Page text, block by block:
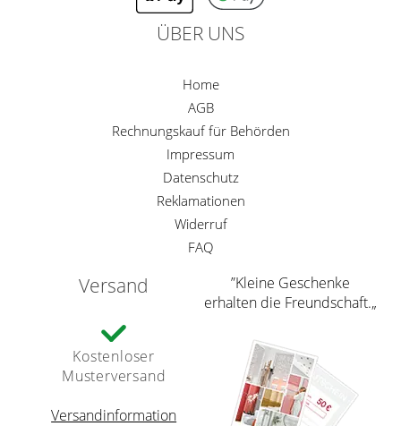
ÜBER UNS
Home
AGB
Rechnungskauf für Behörden
Impressum
Datenschutz
Reklamationen
Widerruf
FAQ
Versand
Kostenloser
Musterversand
Versandinformation
”Kleine Geschenke
erhalten die Freundschaft.„